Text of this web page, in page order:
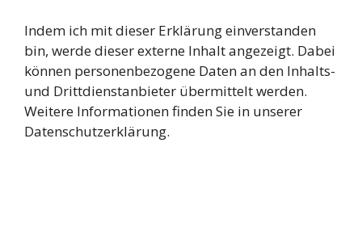
Indem ich mit dieser Erklärung einverstanden
bin, werde dieser externe Inhalt angezeigt. Dabei
können personenbezogene Daten an den Inhalts-
und Drittdienstanbieter übermittelt werden.
Weitere Informationen finden Sie in unserer
Datenschutzerklärung.